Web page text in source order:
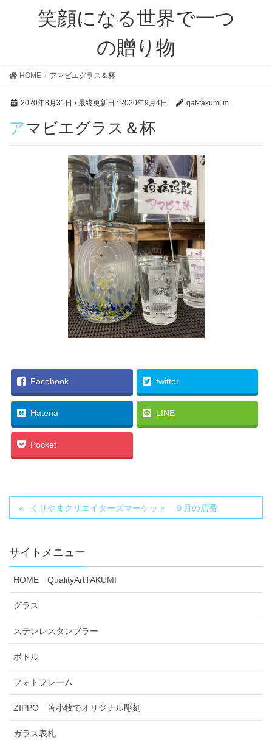
笑顔になる世界で一つ
の贈り物
HOME アマビエグラス＆杯
2020年8月31日 / 最終更新日 : 2020年9月4日 qat-takumi.m
アマビエグラス＆杯
Facebook twitter
Hatena LINE
Pocket
くりやまクリエイターズマーケット ９月の店番
サイトメニュー
HOME QualityArtTAKUMI
グラス
ステンレスタンブラー
ボトル
フォトフレーム
ZIPPO 苫小牧でオリジナル彫刻
ガラス表札